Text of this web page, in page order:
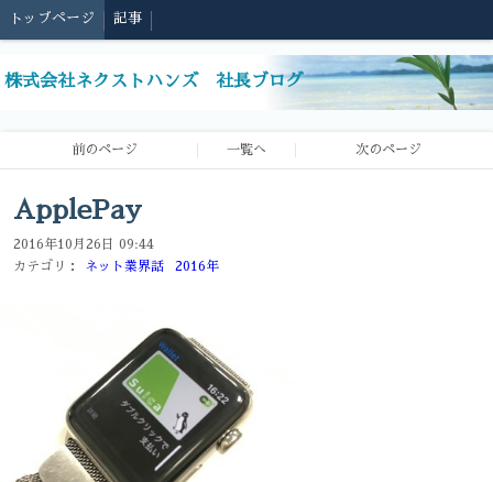
トップページ 記事
株式会社ネクストハンズ 社長ブログ
前のページ 一覧へ 次のページ
ApplePay
2016年10月26日 09:44
カテゴリ：
ネット業界話 2016年